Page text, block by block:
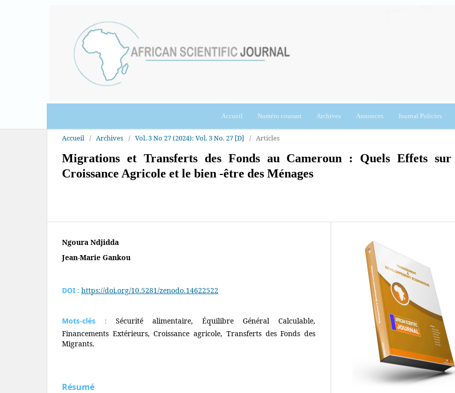
Accueil Numéro courant Archives Annonces Journal Policies
Accueil / Archives / Vol. 3 No 27 (2024): Vol. 3 No. 27 [D] / Articles
Migrations et Transferts des Fonds au Cameroun : Quels Effets
Croissance Agricole et le bien -être des Ménages
Ngoura Ndjidda
Jean-Marie Gankou
DOI : https://doi.org/10.5281/zenodo.14622522
Mots-clés : Sécurité alimentaire, Équilibre Général Calculable,
Financements Extérieurs, Croissance agricole, Transferts des Fonds des
Migrants.
Résumé